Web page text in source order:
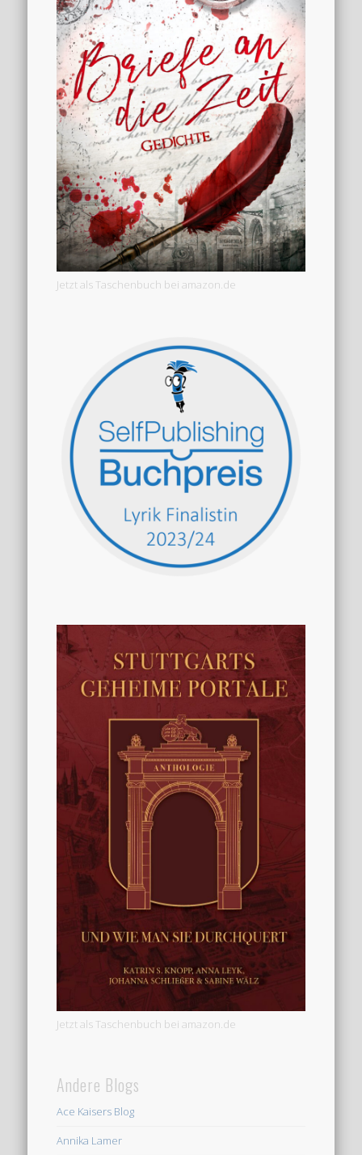
Jetzt als Taschenbuch bei amazon.de
Jetzt als Taschenbuch bei amazon.de
Andere Blogs
Ace Kaisers Blog
Annika Lamer